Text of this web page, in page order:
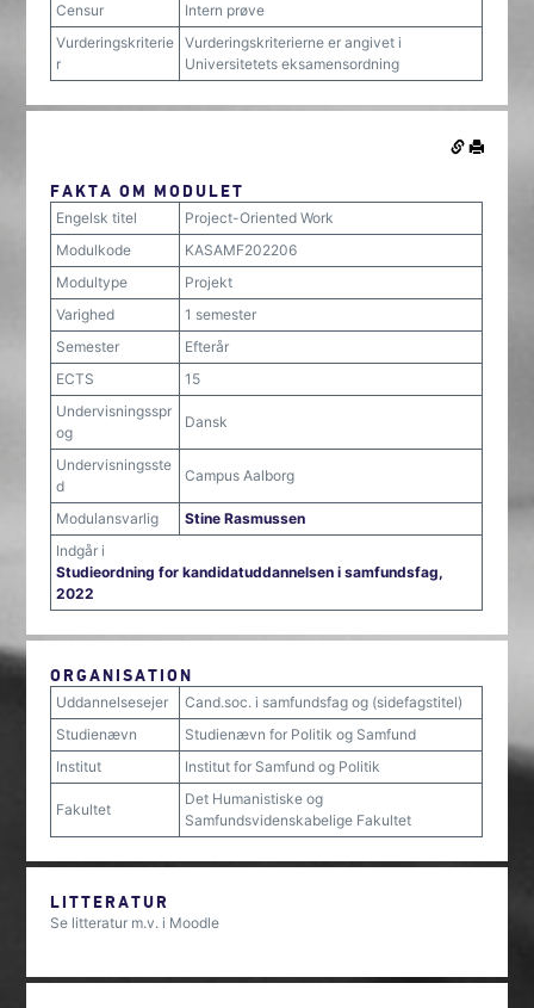
Censur
Intern prøve
Vurderingskriterie
r
Vurderingskriterierne er angivet i
Universitetets eksamensordning
FAKTA OM MODULET
Engelsk titel
Project-Oriented Work
Modulkode
KASAMF202206
Modultype
Projekt
Varighed
1 semester
Semester
Efterår
ECTS
15
Undervisningsspr
og
Dansk
Undervisningsste
d
Campus Aalborg
Modulansvarlig
Stine Rasmussen
Indgår i
Studieordning for kandidatuddannelsen i samfundsfag,
2022
ORGANISATION
Uddannelsesejer
Cand.soc. i samfundsfag og (sidefagstitel)
Studienævn
Studienævn for Politik og Samfund
Institut
Institut for Samfund og Politik
Fakultet
Det Humanistiske og
Samfundsvidenskabelige Fakultet
LITTERATUR
Se litteratur m.v. i Moodle